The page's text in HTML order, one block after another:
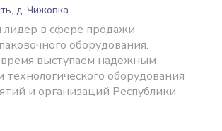
д. Чижовка
в сфере продажи
оборудования.
выступаем надежным
оборудования
и организаций Республики